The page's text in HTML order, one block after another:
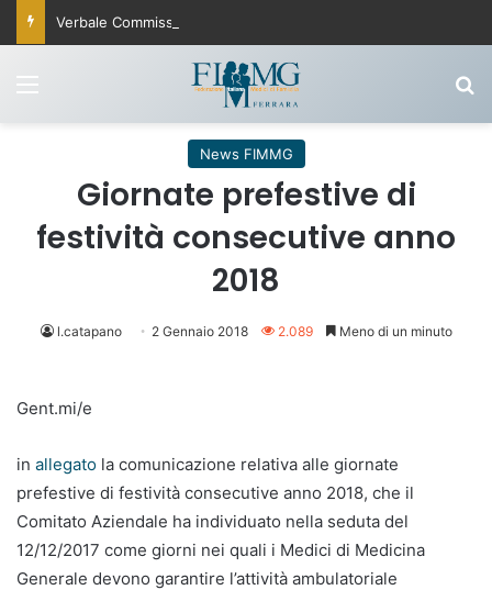
Verbale Commissione Fisco 25 settembre 2025
News FIMMG
Giornate prefestive di
festività consecutive anno
2018
l.catapano 2 Gennaio 2018 2.089 Meno di un minuto
Gent.mi/e
in allegato la comunicazione relativa alle giornate
prefestive di festività consecutive anno 2018, che il
Comitato Aziendale ha individuato nella seduta del
12/12/2017 come giorni nei quali i Medici di Medicina
Generale devono garantire l’attività ambulatoriale